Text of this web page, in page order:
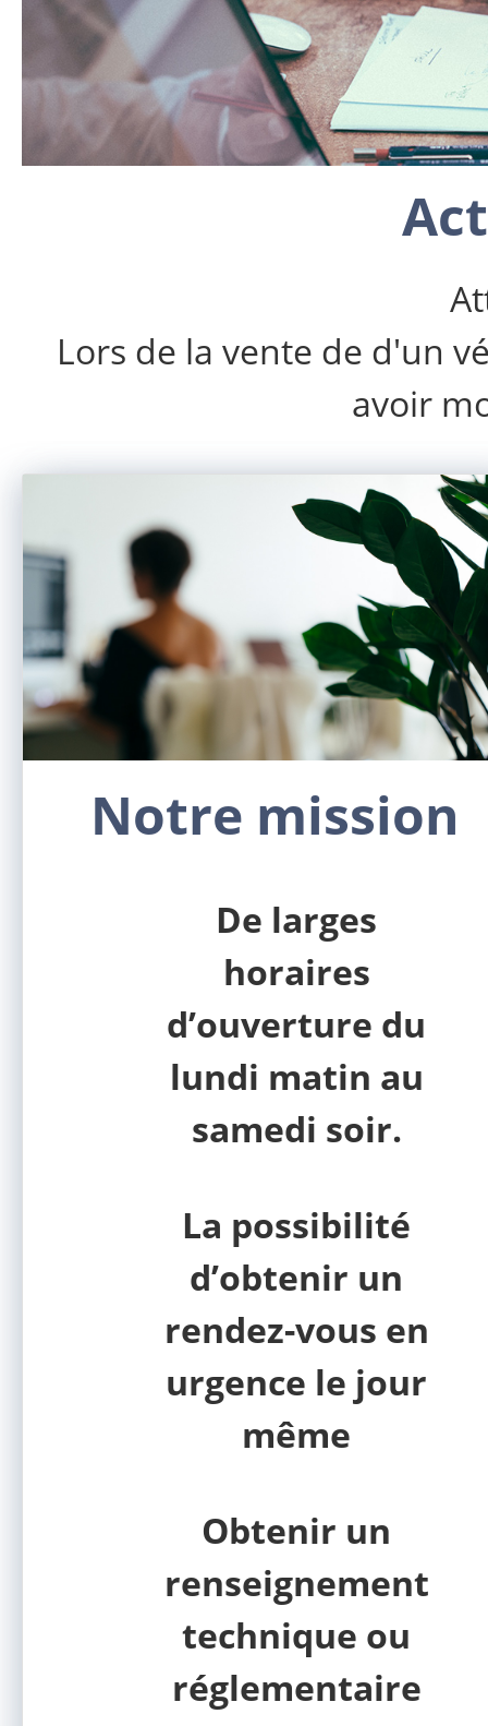
Lors de la vente de d'un
avoir
Notre mission
De larges
horaires
d’ouverture du
lundi matin au
samedi soir.
La possibilité
d’obtenir un
rendez-vous en
urgence le jour
même
Obtenir un
renseignement
technique ou
réglementaire